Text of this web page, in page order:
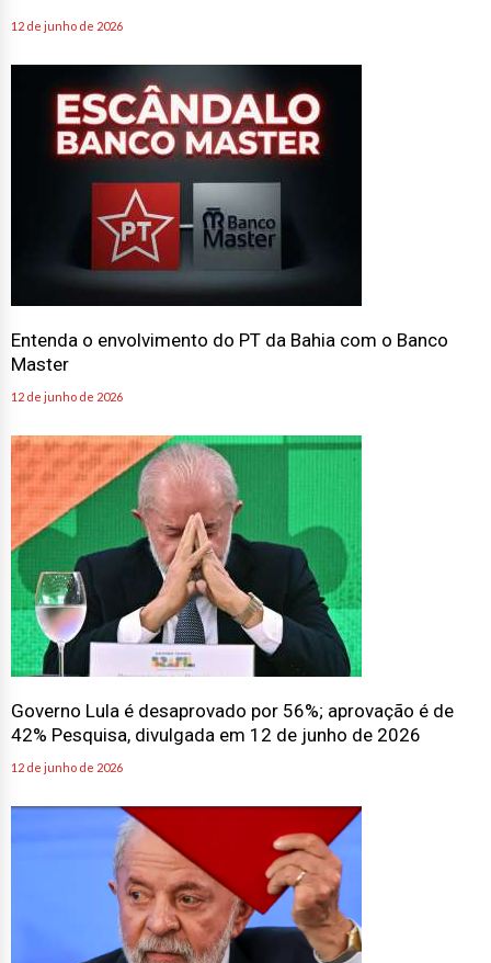
12 de junho de 2026
Entenda o envolvimento do PT da Bahia com o Banco
Master
12 de junho de 2026
Governo Lula é desaprovado por 56%; aprovação é de
42% Pesquisa, divulgada em 12 de junho de 2026
12 de junho de 2026